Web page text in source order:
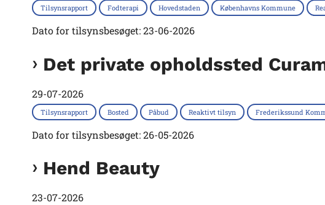
Tilsynsrapport Fodterapi Hovedstaden Københavns Kommune
Dato for tilsynsbesøget: 23-06-2026
Det private opholdssted
29-07-2026
Tilsynsrapport Bosted Påbud Reaktivt tilsyn Frederikssund
Dato for tilsynsbesøget: 26-05-2026
Hend Beauty
23-07-2026